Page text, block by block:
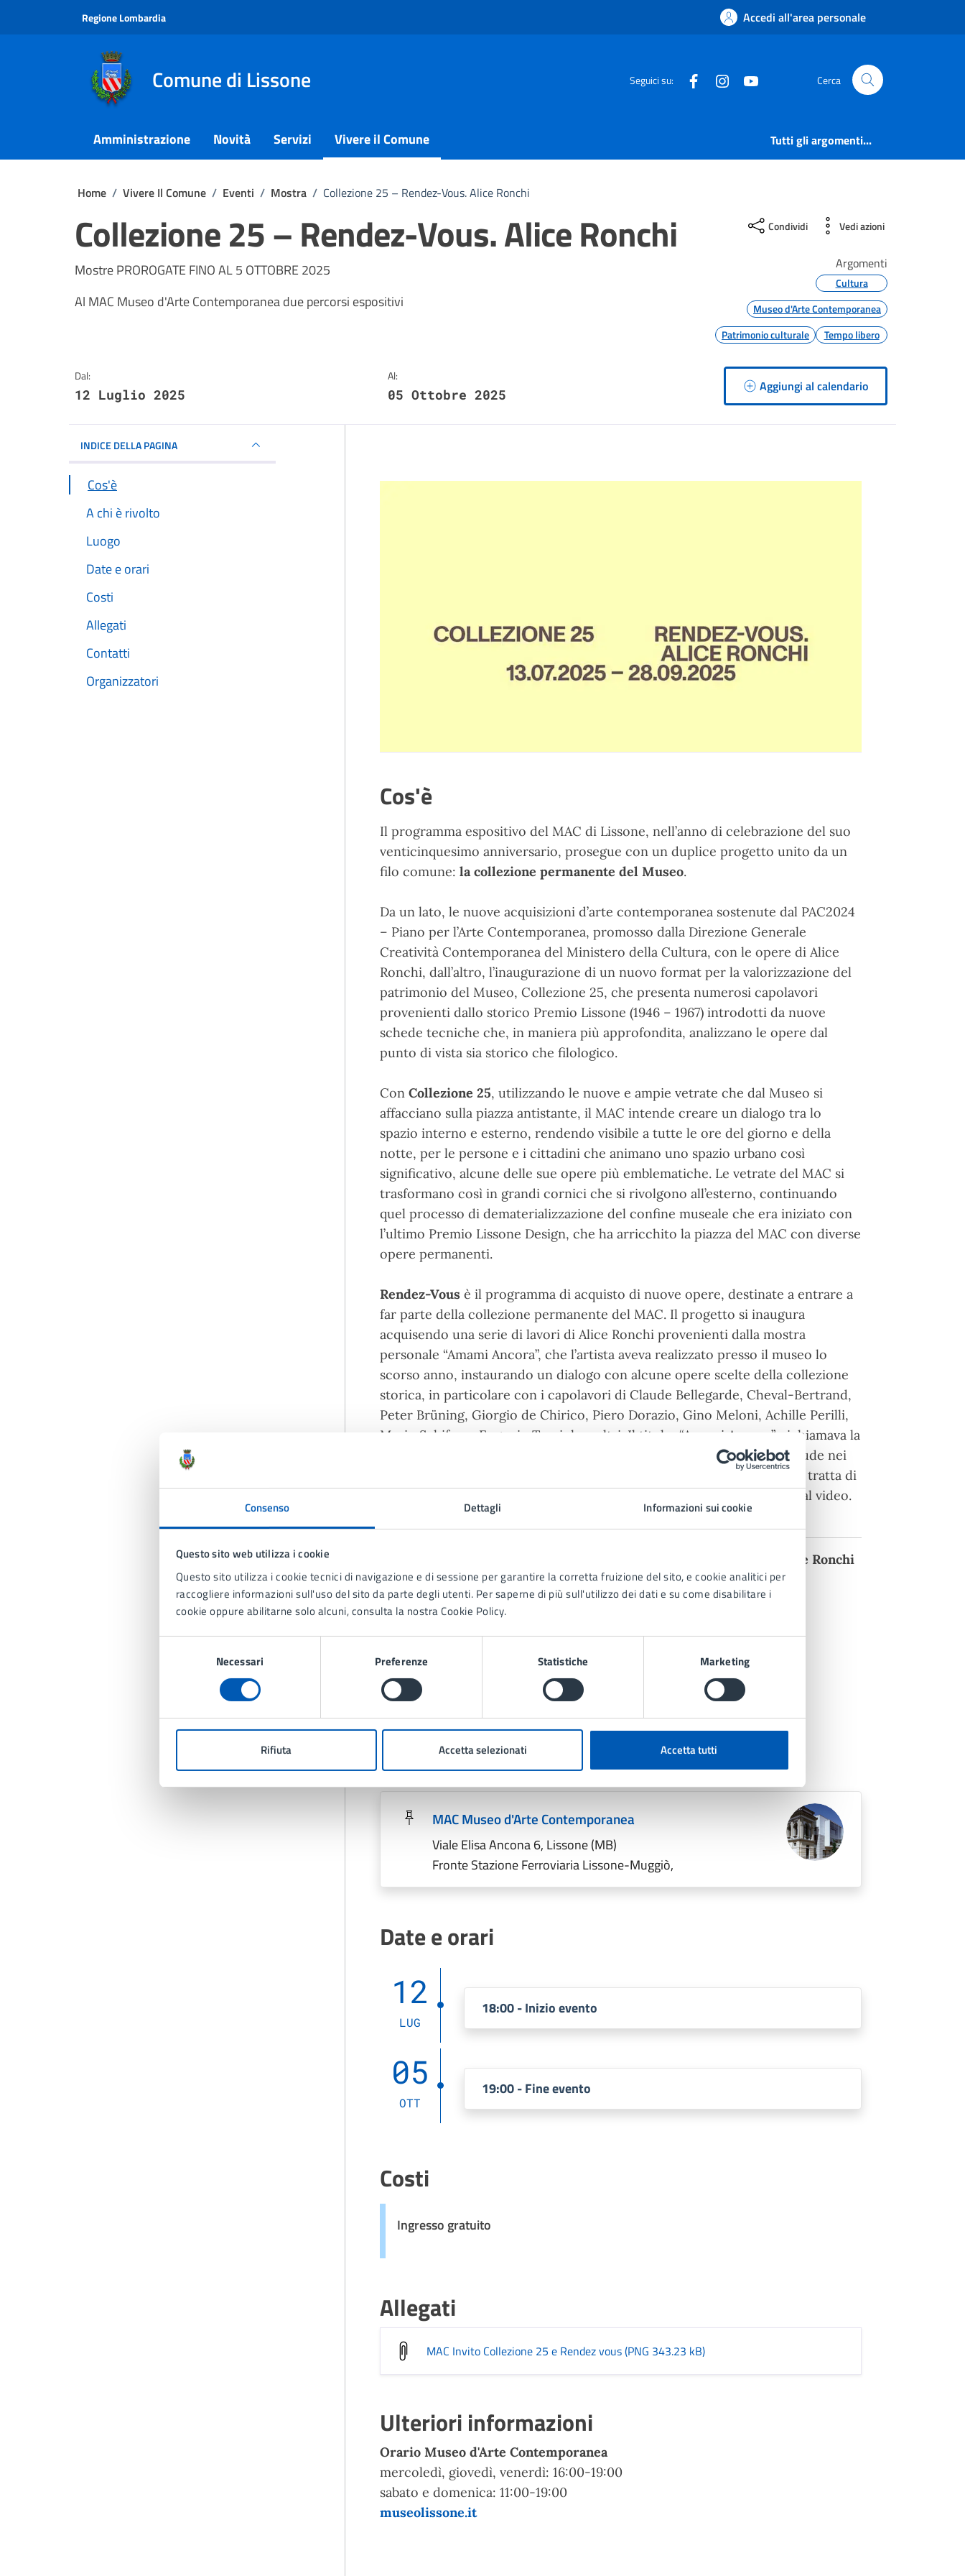
Consenso Dettagli Informazioni sui cookie
Questo sito web utilizza i cookie
Questo sito utilizza i cookie tecnici di navigazione e di sessione per garantire la corretta fruizione del sito, e cookie analitici per
raccogliere informazioni sull'uso del sito da parte degli utenti. Per saperne di più sull'utilizzo dei dati e su come disabilitare i
cookie oppure abilitarne solo alcuni, consulta la nostra Cookie Policy.
Necessari Preferenze Statistiche Marketing
Rifiuta Accetta selezionati Accetta tutti
Regione Lombardia Accedi all'area personale
Comune di Lissone Seguici su: FacebookInstagram Cerca
Amministrazione Novità Servizi Vivere il Comune Tutti gli argomenti...
Home / Vivere Il Comune / Eventi / Mostra / Collezione 25 – Rendez-Vous. Alice Ronchi
Collezione 25 – Rendez-Vous. Alice Ronchi
Mostre PROROGATE FINO AL 5 OTTOBRE 2025
Al MAC Museo d'Arte Contemporanea due percorsi espositivi
Condividi Vedi azioni
Argomenti
Cultura
Museo d'Arte Contemporanea
Patrimonio culturale
Tempo libero
Dal:
12 Luglio 2025
Al:
05 Ottobre 2025
Aggiungi al calendario
INDICE DELLA PAGINA
Cos'è
A chi è rivolto
Luogo
Date e orari
Costi
Allegati
Contatti
Organizzatori
Cos'è
Il programma espositivo del MAC di Lissone, nell’anno di celebrazione del suo
venticinquesimo anniversario, prosegue con un duplice progetto unito da un
filo comune: la collezione permanente del Museo.
Da un lato, le nuove acquisizioni d’arte contemporanea sostenute dal PAC2024
– Piano per l’Arte Contemporanea, promosso dalla Direzione Generale
Creatività Contemporanea del Ministero della Cultura, con le opere di Alice
Ronchi, dall’altro, l’inaugurazione di un nuovo format per la valorizzazione del
patrimonio del Museo, Collezione 25, che presenta numerosi capolavori
provenienti dallo storico Premio Lissone (1946 – 1967) introdotti da nuove
schede tecniche che, in maniera più approfondita, analizzano le opere dal
punto di vista sia storico che filologico.
Con Collezione 25, utilizzando le nuove e ampie vetrate che dal Museo si
affacciano sulla piazza antistante, il MAC intende creare un dialogo tra lo
spazio interno e esterno, rendendo visibile a tutte le ore del giorno e della
notte, per le persone e i cittadini che animano uno spazio urbano così
significativo, alcune delle sue opere più emblematiche. Le vetrate del MAC si
trasformano così in grandi cornici che si rivolgono all’esterno, continuando
quel processo di dematerializzazione del confine museale che era iniziato con
l’ultimo Premio Lissone Design, che ha arricchito la piazza del MAC con diverse
opere permanenti.
Rendez-Vous è il programma di acquisto di nuove opere, destinate a entrare a
far parte della collezione permanente del MAC. Il progetto si inaugura
acquisendo una serie di lavori di Alice Ronchi provenienti dalla mostra
personale “Amami Ancora”, che l’artista aveva realizzato presso il museo lo
scorso anno, instaurando un dialogo con alcune opere scelte della collezione
storica, in particolare con i capolavori di Claude Bellegarde, Cheval-Bertrand,
Peter Brüning, Giorgio de Chirico, Piero Dorazio, Gino Meloni, Achille Perilli,
Mario Schifano, Eugenio Tomiolo e altri. Il titolo, “Amami Ancora”, richiamava la
necessità delle opere di vivere e di uscire dalla nostalgia che le racchiude nei
depositi, per essere nuovamente guardate, apprezzate e riscoperte. Si tratta di
un corpo di lavori che spazia dalla pittura al disegno dall’installazione al video.
La mostra è accompagnata da uno speciale libro d’artista.
e alle mostre Collezione25 e Rendez-vous Alice Ronchi
Sabato 13 settembre e domenica 14 settembre 2025 ore 16:00
prenotazionimuseoprenotazioni@comune.lissone.mb.it
A chi è rivolto
A tutte le persone.
Luogo
MAC Museo d'Arte Contemporanea
Viale Elisa Ancona 6, Lissone (MB)
Fronte Stazione Ferroviaria Lissone-Muggiò,
Date e orari
12
LUG
18:00 - Inizio evento
05
OTT
19:00 - Fine evento
Costi
Ingresso gratuito
Allegati
MAC Invito Collezione 25 e Rendez vous (PNG 343.23 kB)
Ulteriori informazioni
Orario Museo d'Arte Contemporanea
mercoledì, giovedì, venerdì: 16:00-19:00
sabato e domenica: 11:00-19:00
museolissone.it